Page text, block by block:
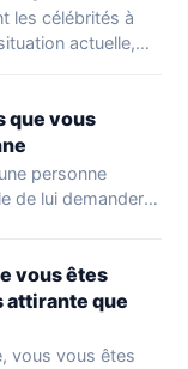
les célébrités à
actuelle,
que vous
personne
de lui demander
vous êtes
attirante que
vous vous êtes